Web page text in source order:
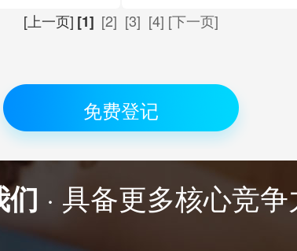
[上一页] [1] [2] [3] [4] [下一页]
免费登记
们 · 具备更多核心竞